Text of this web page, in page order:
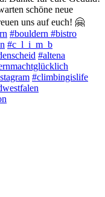
schöne neue
uns auf euch! 🤗
#bouldern #bistro
#c_l_i_m_b
#altena
#climbingislife